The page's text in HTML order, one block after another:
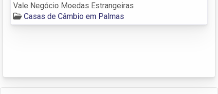
Vale Negócio Moedas Estrangeiras
Casas de Câmbio em Palmas